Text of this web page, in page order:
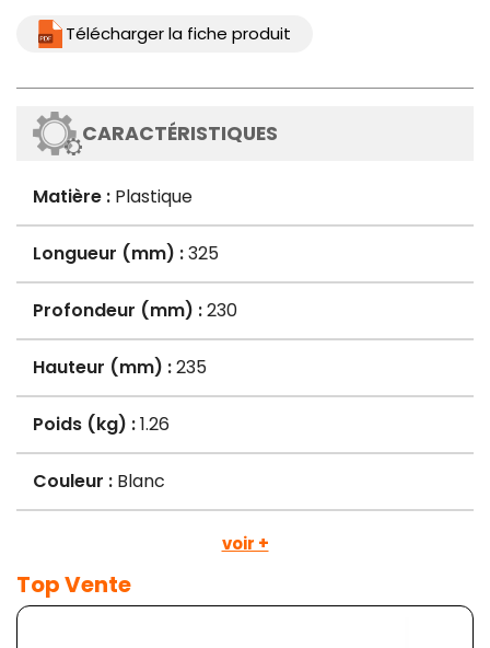
Télécharger la fiche produit
CARACTÉRISTIQUES
Matière : Plastique
Longueur (mm) :325
Profondeur (mm) :230
Hauteur (mm) :235
Poids (kg) :1.26
Couleur : Blanc
voir +
Top Vente